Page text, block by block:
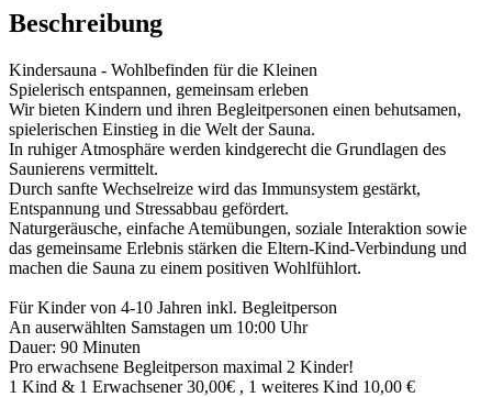
Beschreibung
Kindersauna - Wohlbefinden für die Kleinen
Spielerisch entspannen, gemeinsam erleben
Wir bieten Kindern und ihren Begleitpersonen einen behutsamen,
spielerischen Einstieg in die Welt der Sauna.
In ruhiger Atmosphäre werden kindgerecht die Grundlagen des
Saunierens vermittelt.
Durch sanfte Wechselreize wird das Immunsystem gestärkt,
Entspannung und Stressabbau gefördert.
Naturgeräusche, einfache Atemübungen, soziale Interaktion sowie
das gemeinsame Erlebnis stärken die Eltern-Kind-Verbindung und
machen die Sauna zu einem positiven Wohlfühlort.
Für Kinder von 4-10 Jahren inkl. Begleitperson
An auserwählten Samstagen um 10:00 Uhr
Dauer: 90 Minuten
Pro erwachsene Begleitperson maximal 2 Kinder!
1 Kind & 1 Erwachsener 30,00€ , 1 weiteres Kind 10,00 €